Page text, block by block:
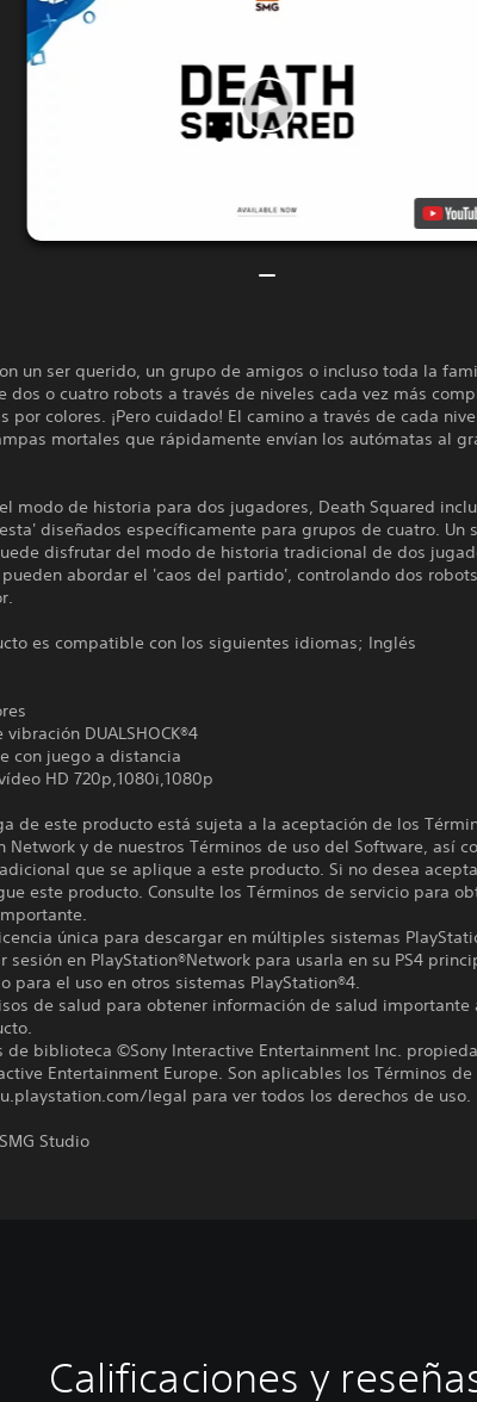
un ser querido, un grupo de amigos o incluso toda la
dos o cuatro robots a través de niveles cada vez más
por colores. ¡Pero cuidado! El camino a través de cada
mortales que rápidamente envían los autómatas al
modo de historia para dos jugadores, Death Squared
diseñados específicamente para grupos de cuatro. Un
disfrutar del modo de historia tradicional de dos
abordar el 'caos del partido', controlando dos
es compatible con los siguientes idiomas; Inglés
vibración DUALSHOCK®4
con juego a distancia
HD 720p,1080i,1080p
de este producto está sujeta a la aceptación de los
Network y de nuestros Términos de uso del Software, así
que se aplique a este producto. Si no desea
este producto. Consulte los Términos de servicio para
única para descargar en múltiples sistemas
sesión en PlayStation®Network para usarla en su PS4
para el uso en otros sistemas PlayStation®4.
de salud para obtener información de salud importante
de biblioteca ©Sony Interactive Entertainment Inc.
Entertainment Europe. Son aplicables los Términos
legal para ver todos los derechos de uso.
Studio
Calificaciones y